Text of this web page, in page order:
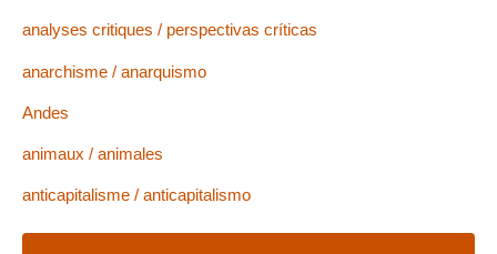
analyses critiques / perspectivas críticas
anarchisme / anarquismo
Andes
animaux / animales
anticapitalisme / anticapitalismo